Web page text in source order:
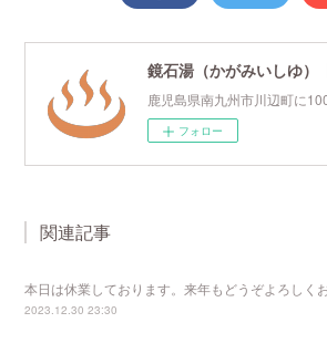
鹿児島県南九州市川辺町に
フォロー
関連記事
本日は休業しております。来年もどうぞよろしく
2023.12.30 23:30